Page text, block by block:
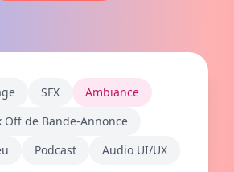
SFX
Ambiance
Off de Bande-Annonce
Podcast Audio UI/UX